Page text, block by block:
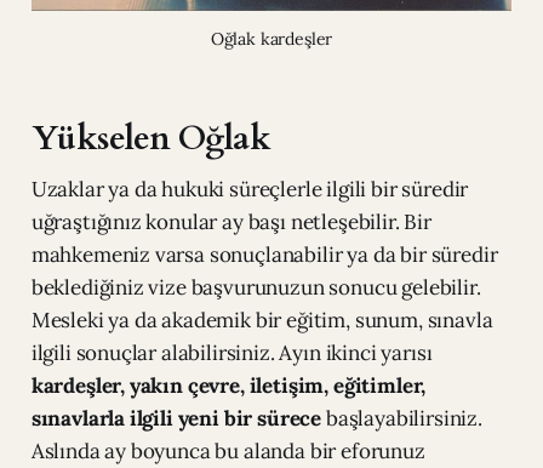
Oğlak kardeşler
Yükselen Oğlak
Uzaklar ya da hukuki süreçlerle ilgili bir süredir
uğraştığınız konular ay başı netleşebilir. Bir
mahkemeniz varsa sonuçlanabilir ya da bir süredir
beklediğiniz vize başvurunuzun sonucu gelebilir.
Mesleki ya da akademik bir eğitim, sunum, sınavla
ilgili sonuçlar alabilirsiniz. Ayın ikinci yarısı
kardeşler, yakın çevre, iletişim, eğitimler,
sınavlarla ilgili yeni bir sürecebaşlayabilirsiniz.
Aslında ay boyunca bu alanda bir eforunuz